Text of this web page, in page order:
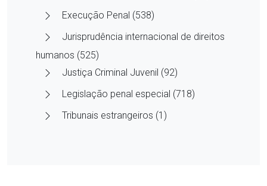
Execução Penal (538)
Jurisprudência internacional de direitos
humanos (525)
Justiça Criminal Juvenil (92)
Legislação penal especial (718)
Tribunais estrangeiros (1)